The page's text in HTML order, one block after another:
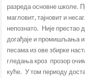
разреда основне школе.
магловит, тајновит и
непознато. Није престао
догађаје и промишљања
песама из ове збирке
гледања кроз прозор
куће. У том периоду